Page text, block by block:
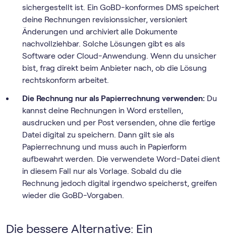
sichergestellt ist. Ein GoBD-konformes DMS speichert
deine Rechnungen revisionssicher, versioniert
Änderungen und archiviert alle Dokumente
nachvollziehbar. Solche Lösungen gibt es als
Software oder Cloud-Anwendung. Wenn du unsicher
bist, frag direkt beim Anbieter nach, ob die Lösung
rechtskonform arbeitet.
Die Rechnung nur als Papierrechnung verwenden: Du
kannst deine Rechnungen in Word erstellen,
ausdrucken und per Post versenden, ohne die fertige
Datei digital zu speichern. Dann gilt sie als
Papierrechnung und muss auch in Papierform
aufbewahrt werden. Die verwendete Word-Datei dient
in diesem Fall nur als Vorlage. Sobald du die
Rechnung jedoch digital irgendwo speicherst, greifen
wieder die GoBD-Vorgaben.
Die bessere Alternative: Ein